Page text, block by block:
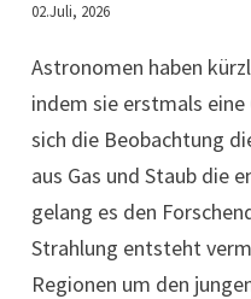
02.Juli, 2026
Astronomen haben
indem sie erstmals
sich die Beobachtung
aus Gas und Staub die
gelang es den
Strahlung entsteht
Regionen um den